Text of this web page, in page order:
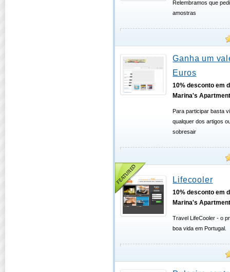
Relembramos que
amostras
Ganha um
Euros
10% desconto em
Marina's
Para participar basta
qualquer dos artigos
sobresair
Lifecooler
10% desconto em
Marina's
Travel LifeCooler - o
boa vida em Portugal.